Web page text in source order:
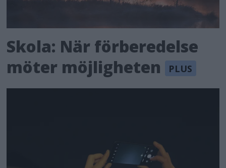
Skola: När förberedelse
möter möjligheten